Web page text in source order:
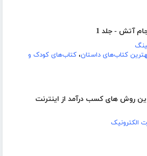
آتش - جلد 1
بهترین کتاب‌های داستان، کتاب‌های کودک و
روش های کسب درآمد از اینترنت
الکترونیک